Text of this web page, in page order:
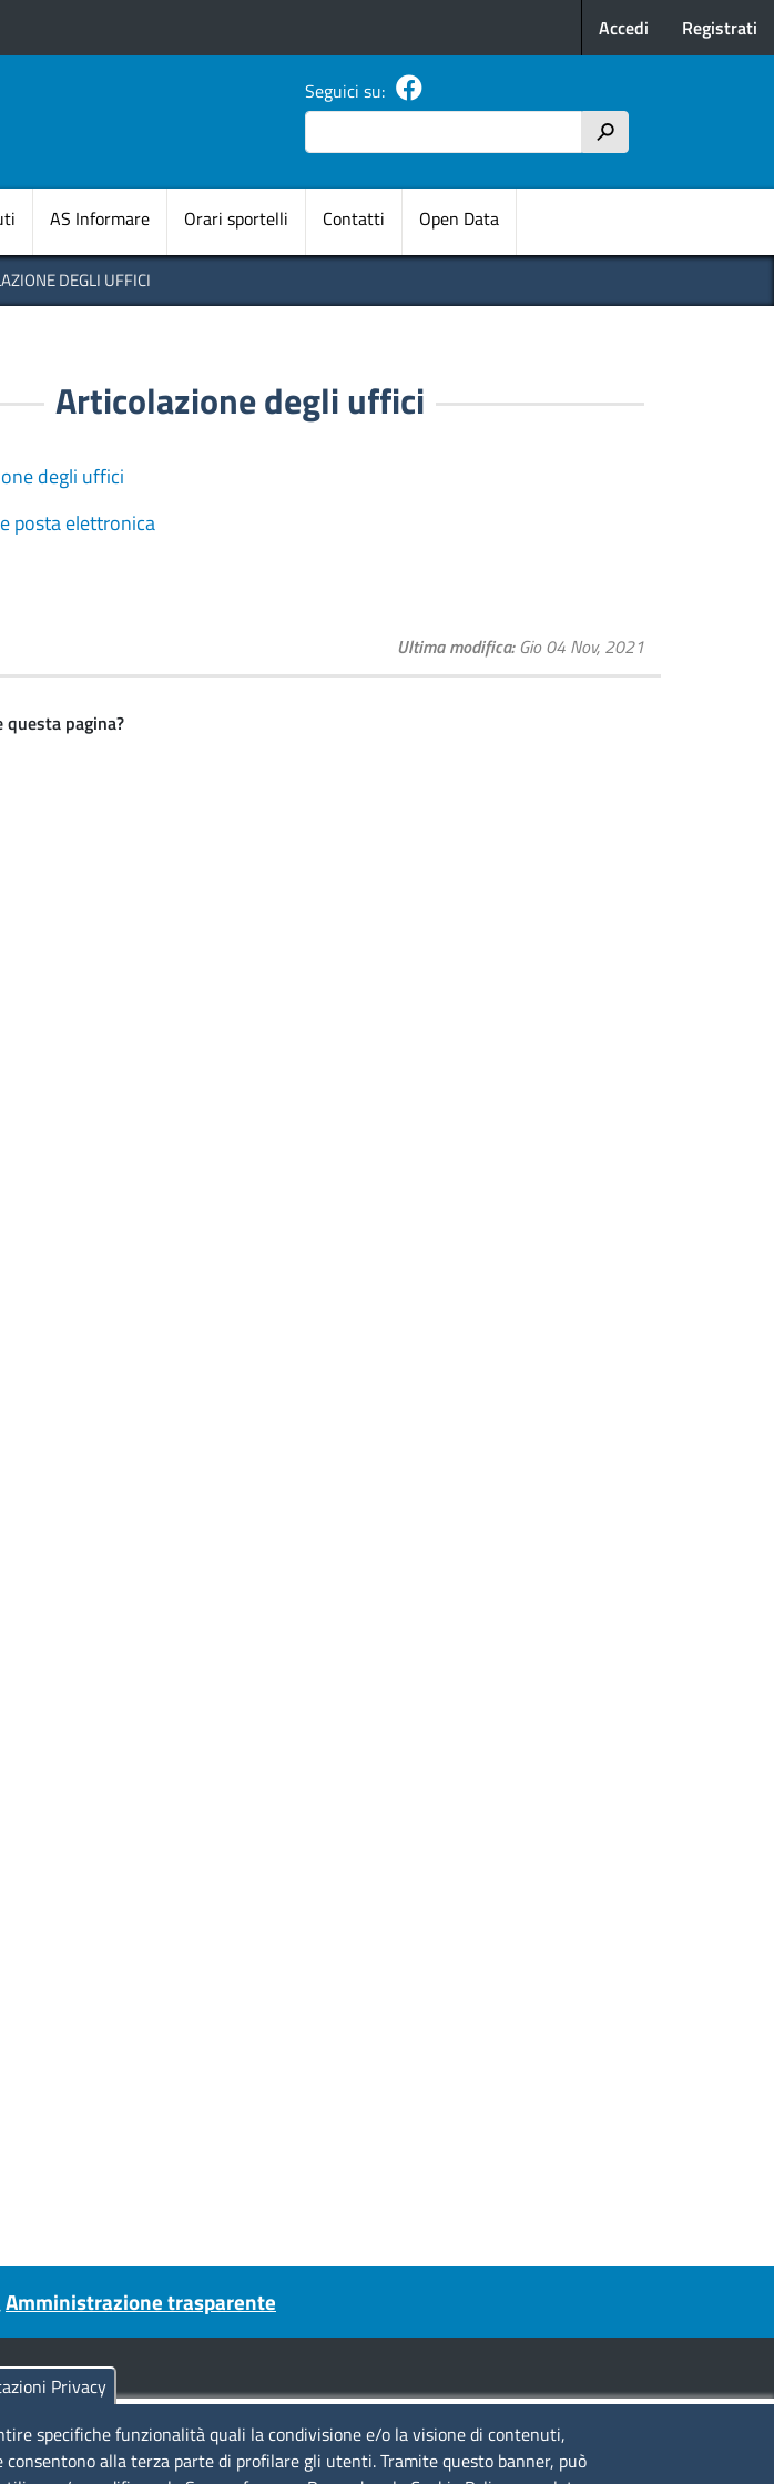
Menu profilo
Accedi Registrati
Seguici su:
Cerca
h
Navigazione principale
AS Informare Orari sportelli Contatti Open Data
DEGLI UFFICI
Articolazione degli uffici
degli uffici
posta elettronica
Ultima modifica Gio 04 Nov, 2021
pagina?
Amministrazione trasparente
Seguici su
Privacy
specifiche funzionalità quali la condivisione e/o la visione di contenuti,
alla terza parte di profilare gli utenti. Tramite questo banner, può